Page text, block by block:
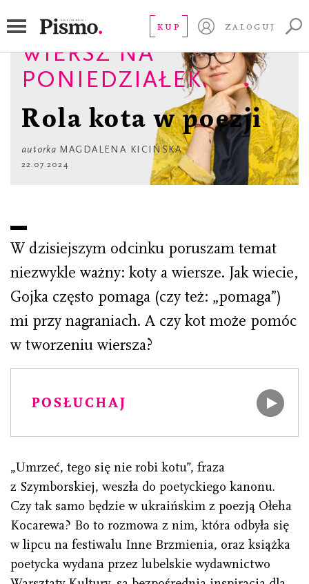
KUP ZALOGUJ
WIERSZ NA
PONIEDZIAŁEK
Rola kota w poezji
autorka MAGDALENA KICIŃSKA
22.07.2024
W dzisiejszym odcinku poruszam temat
niezwykle ważny: koty a wiersze. Jak wiecie,
Gojka często pomaga (czy też: „pomaga”)
mi przy nagraniach. A czy kot może pomóc
w tworzeniu wiersza?
POSŁUCHAJ
„Umrzeć, tego się nie robi kotu”, fraza
z Szymborskiej, weszła do poetyckiego kanonu.
Czy tak samo będzie w ukraińskim z poezją Ołeha
Kocarewa? Bo to rozmowa z nim, która odbyła się
w lipcu na festiwalu Inne Brzmienia, oraz książka
poetycka wydana przez lubelskie wydawnictwo